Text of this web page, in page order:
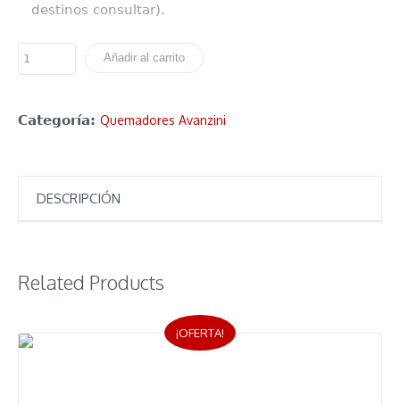
destinos consultar).
Añadir al carrito
Categoría: Quemadores Avanzini
DESCRIPCIÓN
Related Products
¡OFERTA!